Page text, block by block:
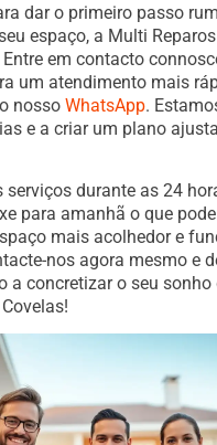
dar o primeiro passo
espaço, a Multi
em contacto
um atendimento mais
nosso WhatsApp.
e a criar um plano
durante as 24
para amanhã o que
mais acolhedor e
nos agora mesmo e
a concretizar o seu sonho